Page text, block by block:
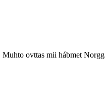
ovttas mii hábmet